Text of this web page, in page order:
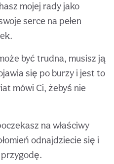
mojej rady jako
serce na pełen
być trudna, musisz ją
się po burzy i jest to
mówi Ci, żebyś nie
na właściwy
odnajdziecie się i